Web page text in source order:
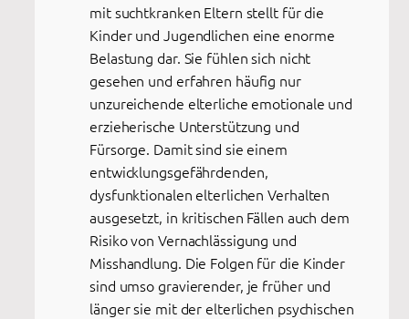
mit suchtkranken Eltern stellt für die
Kinder und Jugendlichen eine enorme
Belastung dar. Sie fühlen sich nicht
gesehen und erfahren häufig nur
unzureichende elterliche emotionale und
erzieherische Unterstützung und
Fürsorge. Damit sind sie einem
entwicklungsgefährdenden,
dysfunktionalen elterlichen Verhalten
ausgesetzt, in kritischen Fällen auch dem
Risiko von Vernachlässigung und
Misshandlung. Die Folgen für die Kinder
sind umso gravierender, je früher und
länger sie mit der elterlichen psychischen